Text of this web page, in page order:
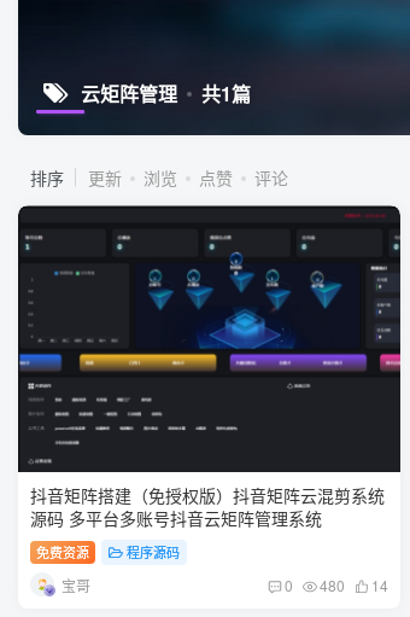
云矩阵管理 共1篇
排序 更新 浏览 点赞 评论
抖音矩阵搭建（免授权版）抖音矩阵云混剪系统
源码 多平台多账号抖音云矩阵管理系统
免费资源 程序源码
宝哥 0 480 14